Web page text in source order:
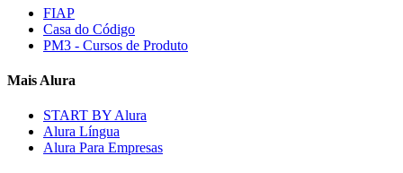
FIAP
Casa do Código
PM3 - Cursos de Produto
Mais Alura
START BY Alura
Alura Língua
Alura Para Empresas